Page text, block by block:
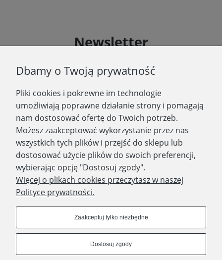
Newsletter
informacje o nowościach i promocjach.
Zapisz się
WYDAWNICTWO PROMIC
PRODUKTY
Prawa autorskie © 2023 - Wydawnictwo PROMIC
Dbamy o Twoją prywatność
Pliki cookies i pokrewne im technologie
umożliwiają poprawne działanie strony i pomagają
nam dostosować ofertę do Twoich potrzeb.
Możesz zaakceptować wykorzystanie przez nas
wszystkich tych plików i przejść do sklepu lub
dostosować użycie plików do swoich preferencji,
wybierając opcję "Dostosuj zgody".
Więcej o plikach cookies przeczytasz w naszej
Polityce prywatności.
Zaakceptuj tylko niezbędne
Dostosuj zgody